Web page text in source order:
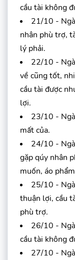
cầu tài không
21/10 -
nhân phù trợ,
lý phải.
22/10 -
về cũng tốt,
cầu tài được
lợi.
23/10 -
mất của.
24/10 -
gặp qúy nhân
muốn, áo
25/10 -
thuận lợi, cầu
phù trợ.
26/10 -
cầu tài không
27/10 -